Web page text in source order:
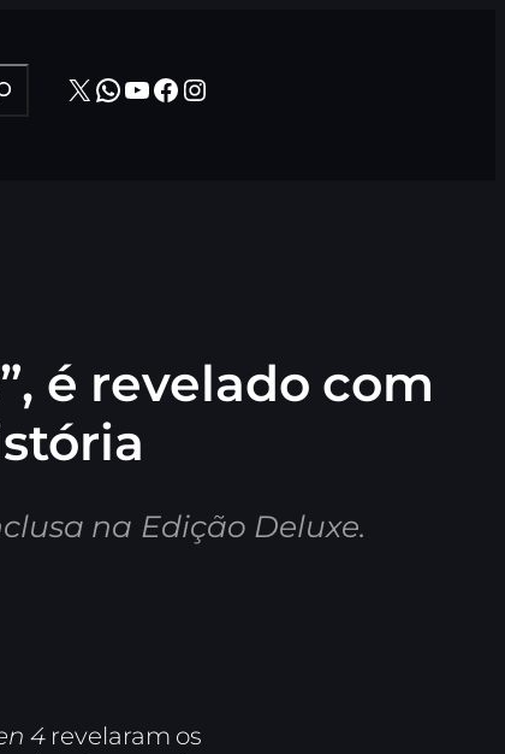
X WhatsApp
Youtube
Facebook
Instagram
é revelado com
na Edição Deluxe.
4revelaram os